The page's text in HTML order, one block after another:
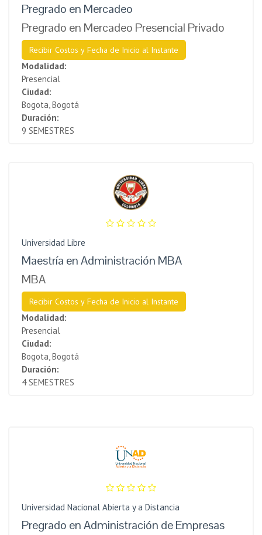
Pregrado en Mercadeo
Pregrado en Mercadeo Presencial Privado
Recibir Costos y Fecha de Inicio al Instante
Modalidad:
Presencial
Ciudad:
Bogota, Bogotá
Duración:
9 SEMESTRES
Universidad Libre
Maestría en Administración MBA
MBA
Recibir Costos y Fecha de Inicio al Instante
Modalidad:
Presencial
Ciudad:
Bogota, Bogotá
Duración:
4 SEMESTRES
Universidad Nacional Abierta y a Distancia
Pregrado en Administración de Empresas